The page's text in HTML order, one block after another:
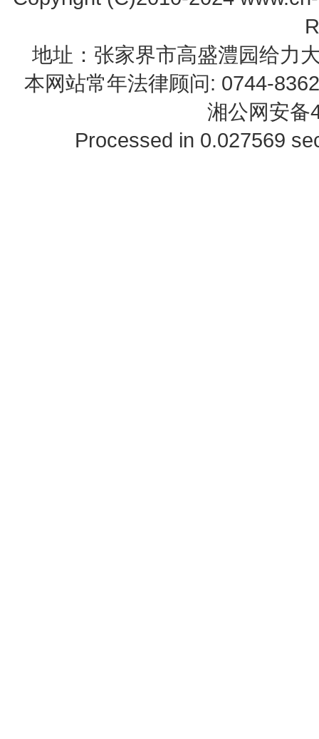
地址：张家界市高盛澧园给力
本网站常年法律顾问: 0744-
湘公网安备
Processed in 0.027569